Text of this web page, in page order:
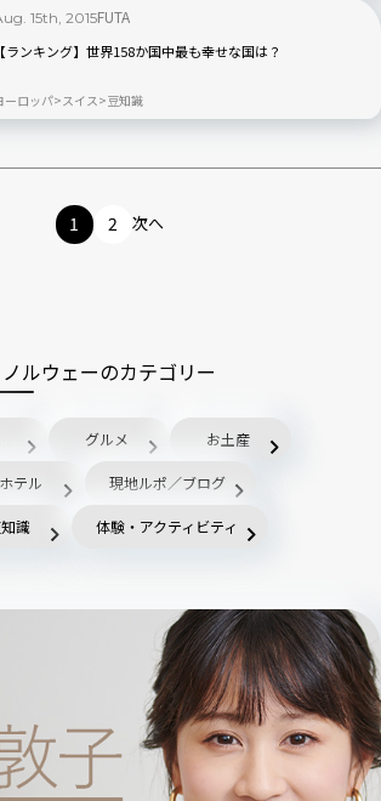
15th, 2015FUTA
【ランキング】世界158か国中最も幸せな国は？
ーロッパ スイス 豆知識
1 2 次へ
ノルウェーのカテゴリー
グルメ お土産
ホテル 現地ルポ／ブログ
識 体験・アクティビティ